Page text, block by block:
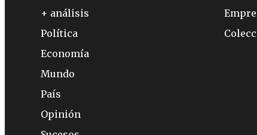
+ análisis
Política
Economía
Mundo
País
Opinión